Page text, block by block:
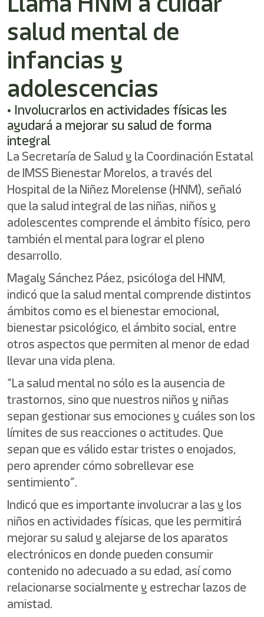
Este
directo
lector
de
pantalla
para
ayudarle
navegar
interactuar
con
contenido.
salud mental de
infancias y
adolescencias
• Involucrarlos en actividades físicas les
ayudará a mejorar su salud de forma
integral
La Secretaría de Salud y la Coordinación Estatal
de IMSS Bienestar Morelos, a través del
Hospital de la Niñez Morelense (HNM), señaló
que la salud integral de las niñas, niños y
adolescentes comprende el ámbito físico, pero
también el mental para lograr el pleno
desarrollo.
Magaly Sánchez Páez, psicóloga del HNM,
indicó que la salud mental comprende distintos
ámbitos como es el bienestar emocional,
bienestar psicológico, el ámbito social, entre
otros aspectos que permiten al menor de edad
llevar una vida plena.
“La salud mental no sólo es la ausencia de
trastornos, sino que nuestros niños y niñas
sepan gestionar sus emociones y cuáles son los
límites de sus reacciones o actitudes. Que
sepan que es válido estar tristes o enojados,
pero aprender cómo sobrellevar ese
sentimiento”.
Indicó que es importante involucrar a las y los
niños en actividades físicas, que les permitirá
mejorar su salud y alejarse de los aparatos
electrónicos en donde pueden consumir
contenido no adecuado a su edad, así como
relacionarse socialmente y estrechar lazos de
amistad.